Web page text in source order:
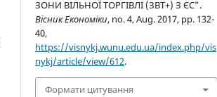
ЗОНИ ВІЛЬНОЇ ТОРГІВЛІ (ЗВТ+) З ЄС”.
Вісник Економіки, no. 4, Aug. 2017, pp. 132-
40,
https://visnykj.wunu.edu.ua/index.php/vis
nykj/article/view/612.
Формати цитування